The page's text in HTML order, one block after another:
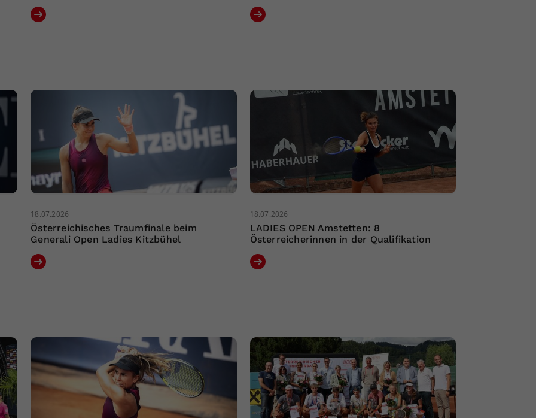
18.07.2026
Österreichisches Traumfinale beim
Generali Open Ladies Kitzbühel
18.07.2026
LADIES OPEN Amstetten: 8
Österreicherinnen in der Qualifikation